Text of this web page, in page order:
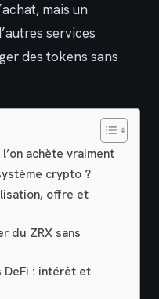
mais un
services
des tokens sans
achète vraiment
crypto ?
offre et
du ZRX sans
DeFi : intérêt et